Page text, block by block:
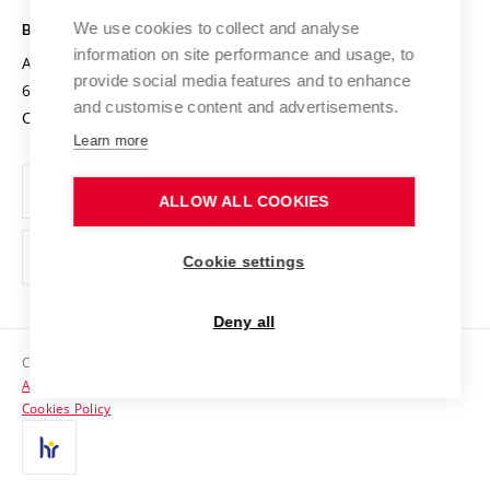
Projects
Projects from Structural Funds
Specific University Research
Organization Structure
Official notice board
Personal Data Protection
Support and development of employees and students
Contacts
Media
BRNO UNIVERSITY OF TECHNOLOGY
Antonínská 548/1
602 00 Brno
Czech Republic
www.vut.cz
vut@vutbr.cz
Copyright © 2026 VUT
Accessibility Statement
Cookies Policy
We use cookies to collect and analyse
information on site performance and usage, to
provide social media features and to enhance
and customise content and advertisements.
Learn more
ALLOW ALL COOKIES
Cookie settings
Deny all